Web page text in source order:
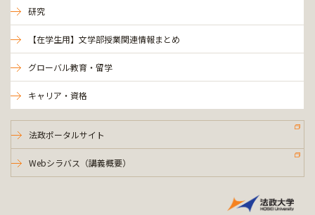
研究
【在学生用】文学部授業関連情報まとめ
グローバル教育・留学
キャリア・資格
法政ポータルサイト
Webシラバス（講義概要）